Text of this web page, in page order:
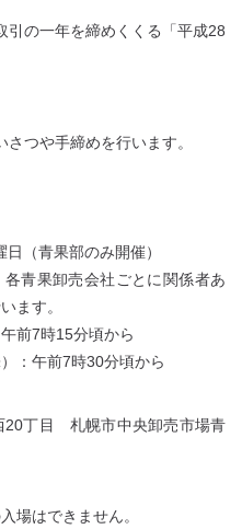
引の一年を締めくくる「平成28
つや手締めを行います。
（青果部のみ開催）
青果卸売会社ごとに関係者あ
ます。
前7時15分頃から
：午前7時30分頃から
20丁目 札幌市中央卸売市場青
場はできません。